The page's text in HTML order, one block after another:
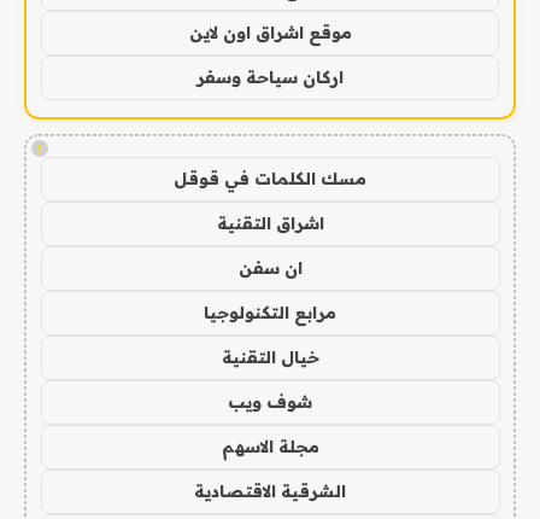
موقع اشراق اون لاين
اركان سياحة وسفر
!
مسك الكلمات في قوقل
اشراق التقنية
ان سفن
مرابع التكنولوجيا
خيال التقنية
شوف ويب
مجلة الاسهم
الشرقية الاقتصادية